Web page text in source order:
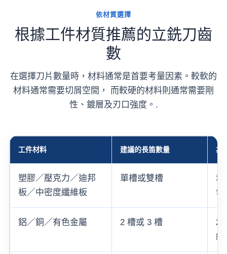
依材質選擇
根據工件材質推薦的立銑刀齒
數
在選擇刀片數量時，材料通常是首要考量因素。較軟的
材料通常需要切屑空間， 而較硬的材料則通常需要剛
性、鍍層及刃口強度。.
工件材料 建議的長笛數量 為
塑膠／壓克力／迪邦
板／中密度纖維板
單槽或雙槽
增
切
鋁／銅／有色金屬 2 槽或 3 槽
2
給